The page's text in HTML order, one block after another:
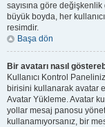
sayısına göre
büyük boyda, her
resimdir.
Başa dön
Bir avatarı nasıl
Kullanıcı Kontrol
birisini kullanarak avatar
Avatar Yükleme. Avatar
yollar mesaj panosu
kullanamıyorsanız, bir